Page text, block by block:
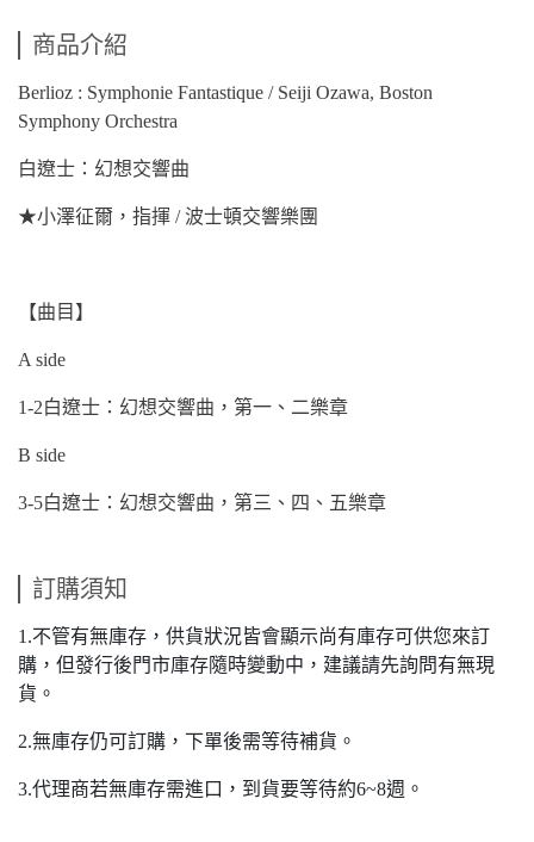
商品介紹
Berlioz : Symphonie Fantastique / Seiji Ozawa, Boston
Symphony Orchestra
白遼士：幻想交響曲
★小澤征爾，指揮 / 波士頓交響樂團
【曲目】
A side
1-2白遼士：幻想交響曲，第一、二樂章
B side
3-5白遼士：幻想交響曲，第三、四、五樂章
訂購須知
1.不管有無庫存，供貨狀況皆會顯示尚有庫存可供您來訂
購，但發行後門市庫存隨時變動中，建議請先詢問有無現
貨。
2.無庫存仍可訂購，下單後需等待補貨。
3.代理商若無庫存需進口，到貨要等待約6~8週。